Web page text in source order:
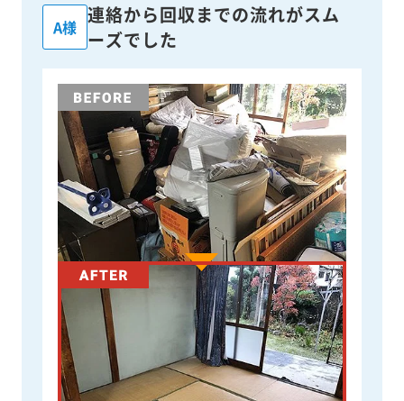
A様
連絡から回収までの流れがスム
ーズでした